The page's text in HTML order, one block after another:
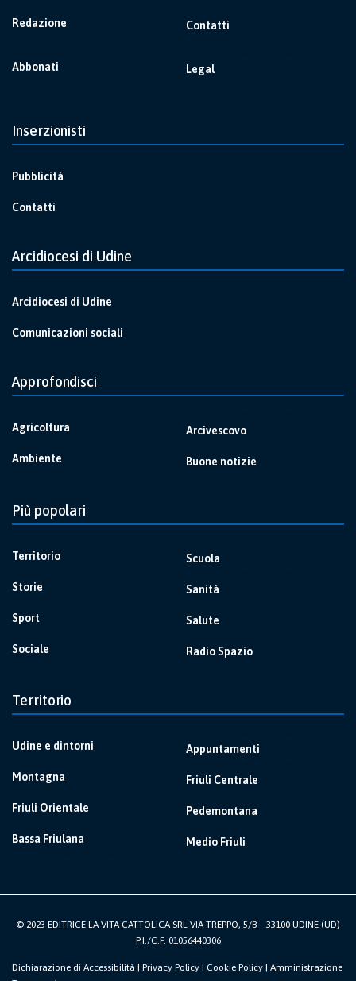
Redazione
Abbonati
Contatti
Legal
Inserzionisti
Pubblicità
Contatti
Arcidiocesi di Udine
Arcidiocesi di Udine
Comunicazioni sociali
Approfondisci
Agricoltura
Ambiente
Arcivescovo
Buone notizie
Più popolari
Territorio
Storie
Sport
Sociale
Scuola
Sanità
Salute
Radio Spazio
Territorio
Udine e dintorni
Montagna
Friuli Orientale
Bassa Friulana
Appuntamenti
Friuli Centrale
Pedemontana
Medio Friuli
© 2023 EDITRICE LA VITA CATTOLICA SRL VIA TREPPO, 5/B – 33100 UDINE (UD)
P.I./C.F. 01056440306
Dichiarazione di Accessibilità | Privacy Policy | Cookie Policy | Amministrazione